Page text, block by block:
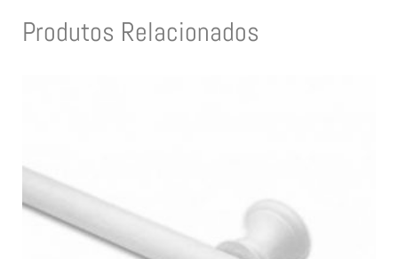
Produtos Relacionados